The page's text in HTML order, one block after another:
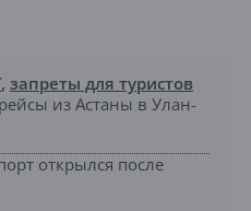
, запреты для туристов
из Астаны в Улан-
открылся после